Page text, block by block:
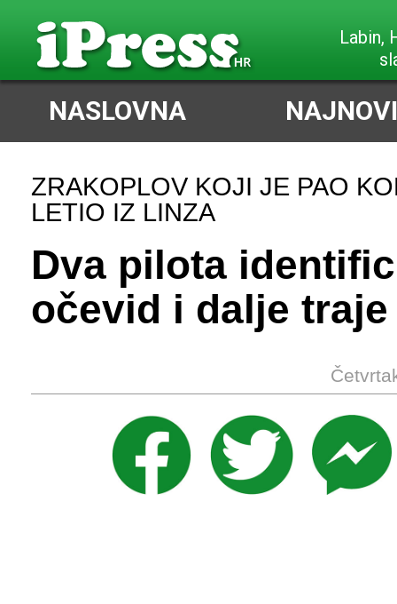
Labin,
NASLOVNA
ZRAKOPLOV KOJI JE PAO
LETIO IZ LINZA
Dva pilota
očevid i dalje traje